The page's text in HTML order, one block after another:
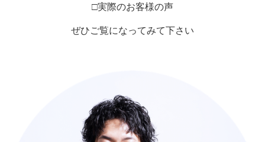
□実際のお客様の声
ぜひご覧になってみて下さい